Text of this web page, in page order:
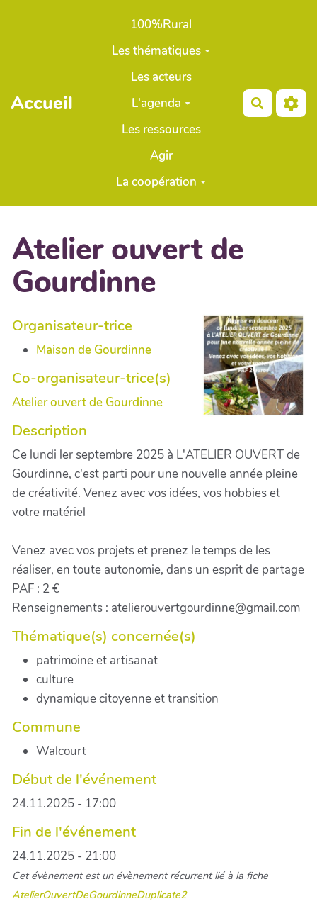
Aller au contenu principal
Accueil
100%Rural
Les thématiques
Les acteurs
L'agenda
Les ressources
Agir
La coopération
Atelier ouvert de
Gourdinne
Organisateur-trice
Maison de Gourdinne
Co-organisateur-trice(s)
Atelier ouvert de Gourdinne
Description
Ce lundi ler septembre 2025 à L'ATELIER OUVERT de
Gourdinne, c'est parti pour une nouvelle année pleine
de créativité. Venez avec vos idées, vos hobbies et
votre matériel
Venez avec vos projets et prenez le temps de les
réaliser, en toute autonomie, dans un esprit de partage
PAF : 2 €
Renseignements : atelierouvertgourdinne@gmail.com
Thématique(s) concernée(s)
patrimoine et artisanat
culture
dynamique citoyenne et transition
Commune
Walcourt
Début de l'événement
24.11.2025 - 17:00
Fin de l'événement
24.11.2025 - 21:00
Cet évènement est un évènement récurrent lié à la fiche
AtelierOuvertDeGourdinneDuplicate2